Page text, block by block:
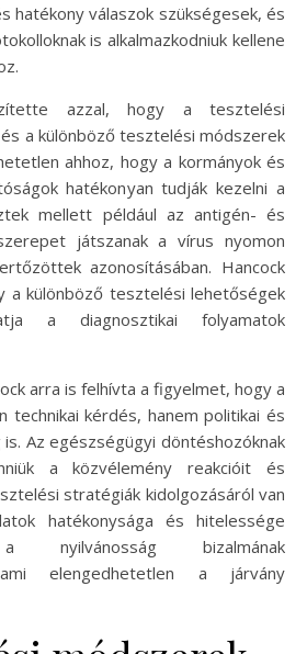
hatékony válaszok szükségesek, és
is alkalmazkodniuk kellene
azzal, hogy a tesztelési
a különböző tesztelési módszerek
ahhoz, hogy a kormányok és
hatékonyan tudják kezelni a
mellett például az antigén- és
játszanak a vírus nyomon
azonosításában. Hancock
a különböző tesztelési lehetőségek
a diagnosztikai folyamatok
arra is felhívta a figyelmet, hogy a
technikai kérdés, hanem politikai és
Az egészségügyi döntéshozóknak
a közvélemény reakcióit és
stratégiák kidolgozásáról van
hatékonysága és hitelessége
a nyilvánosság bizalmának
ami elengedhetetlen a járvány